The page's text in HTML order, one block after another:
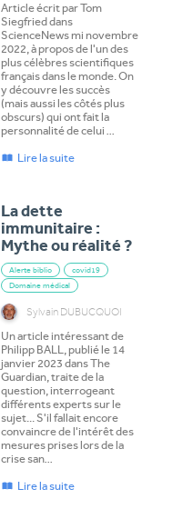
Article écrit par Tom
Siegfried dans
ScienceNews mi novembre
2022, à propos de l'un des
plus célèbres scientifiques
français dans le monde. On
y découvre les succès
(mais aussi les côtés plus
obscurs) qui ont fait la
personnalité de celui …
Lire la suite
La dette
immunitaire :
Mythe ou réalité ?
Alerte biblio
covid19
Domaine médical
Sylvain DUBUCQUOI
Un article intéressant de
Philipp BALL, publié le 14
janvier 2023 dans The
Guardian, traite de la
question, interrogeant
différents experts sur le
sujet... S'il fallait encore
convaincre de l'intérêt des
mesures prises lors de la
crise san…
Lire la suite